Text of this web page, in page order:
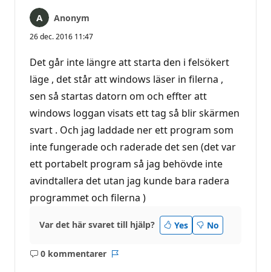
Anonym
26 dec. 2016 11:47
Det går inte längre att starta den i felsökert
läge , det står att windows läser in filerna ,
sen så startas datorn om och effter att
windows loggan visats ett tag så blir skärmen
svart . Och jag laddade ner ett program som
inte fungerade och raderade det sen (det var
ett portabelt program så jag behövde inte
avindtallera det utan jag kunde bara radera
programmet och filerna )
Var det här svaret till hjälp? Yes No
0 kommentarer
Inga